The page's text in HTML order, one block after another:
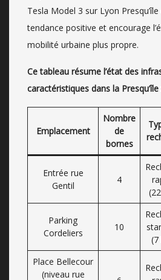
Tesla Model 3 sur Lyon
tendance positive et encourage
mobilité urbaine plus propre.
Ce tableau résume l’état des
caractéristiques dans la Presqu’île
Emplacement
Nombre
de
bornes
Entrée rue
Gentil
4
Parking
Cordeliers
10
(7
Place Bellecour
(niveau rue